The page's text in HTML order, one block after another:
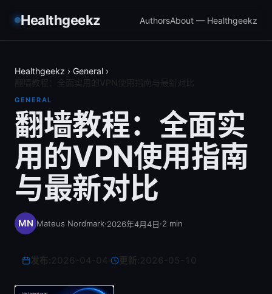
Healthgeekz AuthorsAbout — Healthgeekz
Healthgeekz › General ›
GENERAL
翻墙教程：全面实
用的VPN使用指南
与最新对比
Mateus Nordmark·2026年4月4日·2 min
更新: